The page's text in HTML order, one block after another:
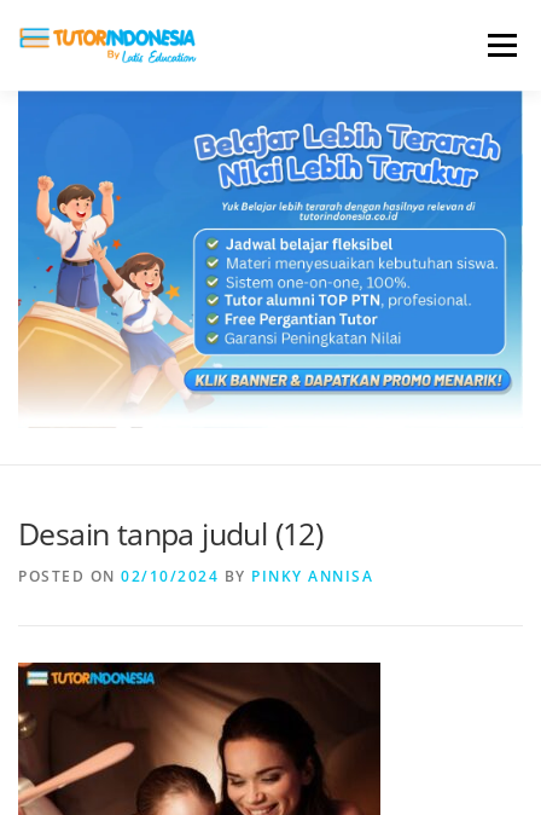
Menu
ABOUT US JADI PENGAJAR
BIAYA LES TESTIMONI PROFIL ALUMNI
BLOG DAFTAR SEKOLAH
Desain tanpa judul (12)
POSTED ON 02/10/2024 BY PINKY ANNISA